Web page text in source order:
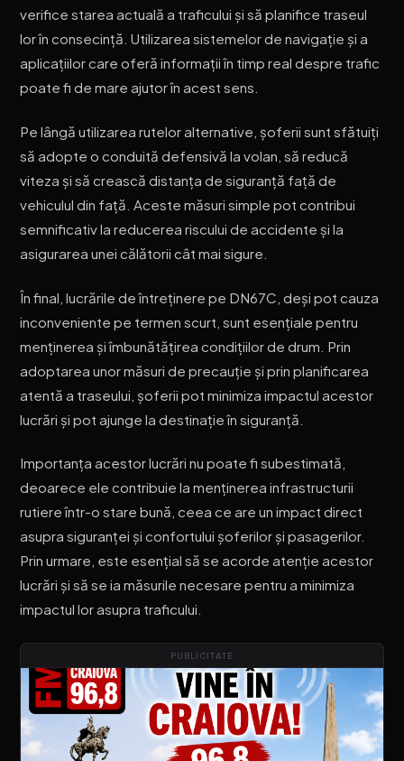
verifice starea actuală a traficului și să planifice traseul
lor în consecință. Utilizarea sistemelor de navigație și a
aplicațiilor care oferă informații în timp real despre trafic
poate fi de mare ajutor în acest sens.
Pe lângă utilizarea rutelor alternative, șoferii sunt sfătuiți
să adopte o conduită defensivă la volan, să reducă
viteza și să crească distanța de siguranță față de
vehiculul din față. Aceste măsuri simple pot contribui
semnificativ la reducerea riscului de accidente și la
asigurarea unei călătorii cât mai sigure.
În final, lucrările de întreținere pe DN67C, deși pot cauza
inconveniente pe termen scurt, sunt esențiale pentru
menținerea și îmbunătățirea condițiilor de drum. Prin
adoptarea unor măsuri de precauție și prin planificarea
atentă a traseului, șoferii pot minimiza impactul acestor
lucrări și pot ajunge la destinație în siguranță.
Importanța acestor lucrări nu poate fi subestimată,
deoarece ele contribuie la menținerea infrastructurii
rutiere într-o stare bună, ceea ce are un impact direct
asupra siguranței și confortului șoferilor și pasagerilor.
Prin urmare, este esențial să se acorde atenție acestor
lucrări și să se ia măsurile necesare pentru a minimiza
impactul lor asupra traficului.
PUBLICITATE